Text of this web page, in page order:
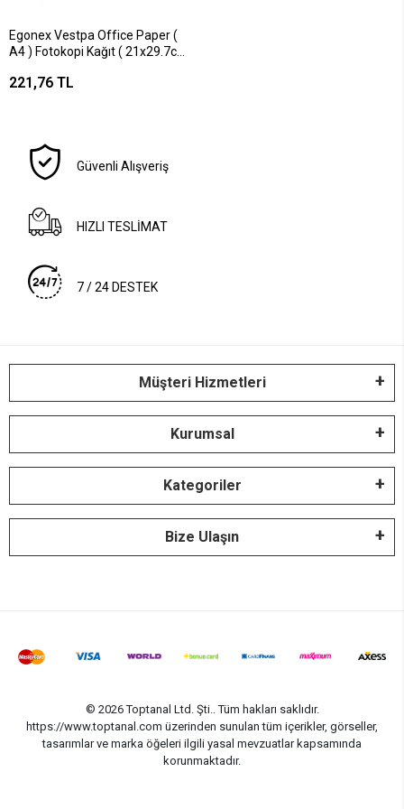
Egonex Vestpa Office Paper (
A4 ) Fotokopi Kağıt ( 21x29.7cm
221,76 TL
Güvenli Alışveriş
HIZLI TESLİMAT
7 / 24 DESTEK
Müşteri Hizmetleri
Kurumsal
Kategoriler
Bize Ulaşın
© 2026 Toptanal Ltd. Şti.. Tüm hakları saklıdır.
https://www.toptanal.com üzerinden sunulan tüm içerikler, görseller,
tasarımlar ve marka öğeleri ilgili yasal mevzuatlar kapsamında
korunmaktadır.